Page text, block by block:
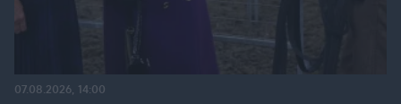
07.08.2026, 14:00